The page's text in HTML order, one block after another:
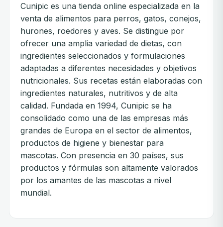
Cunipic es una tienda online especializada en la
venta de alimentos para perros, gatos, conejos,
hurones, roedores y aves. Se distingue por
ofrecer una amplia variedad de dietas, con
ingredientes seleccionados y formulaciones
adaptadas a diferentes necesidades y objetivos
nutricionales. Sus recetas están elaboradas con
ingredientes naturales, nutritivos y de alta
calidad. Fundada en 1994, Cunipic se ha
consolidado como una de las empresas más
grandes de Europa en el sector de alimentos,
productos de higiene y bienestar para
mascotas. Con presencia en 30 países, sus
productos y fórmulas son altamente valorados
por los amantes de las mascotas a nivel
mundial.